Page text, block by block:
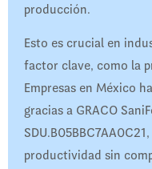
producción.
Esto es crucial en
factor clave, como la
Empresas en México
gracias a GRACO
productividad sin